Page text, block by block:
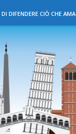
DIFENDERE CIÒ CHE AMA